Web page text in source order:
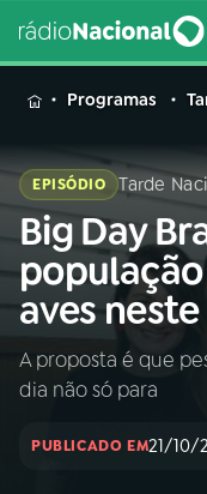
MENU
Buscar
na
Rádio
Nacional
INÍCIO
Programas
EPISÓDIO Tarde
Big Day
aves
A proposta é que
dia não só para
PUBLICADO EM21/10/